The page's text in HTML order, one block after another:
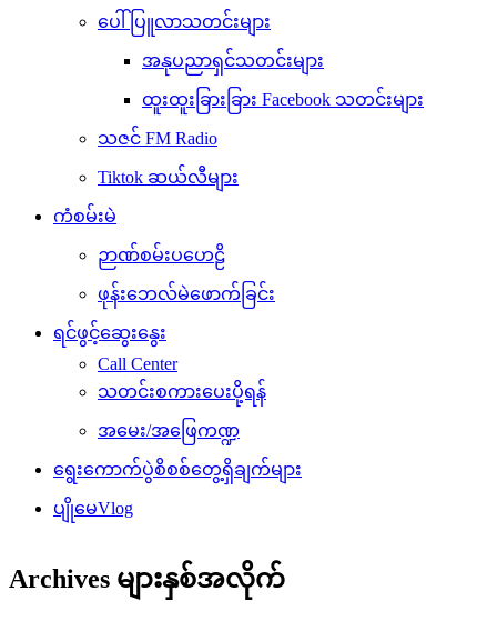
ပေါ်ပြူလာသတင်းများ
အနုပညာရှင်သတင်းများ
ထူးထူးခြားခြား Facebook သတင်းများ
သဇင် FM Radio
Tiktok ဆယ်လီများ
ကံစမ်းမဲ
ဉာဏ်စမ်းပဟေဠိ
ဖုန်းဘေလ်မဲဖောက်ခြင်း
ရင်ဖွင့်ဆွေးနွေး
Call Center
သတင်းစကားပေးပို့ရန်
အမေး/အဖြေကဏ္ဍ
ရွေးကောက်ပွဲစိစစ်တွေ့ရှိချက်များ
ပျိုမေVlog
Archives များနှစ်အလိုက်